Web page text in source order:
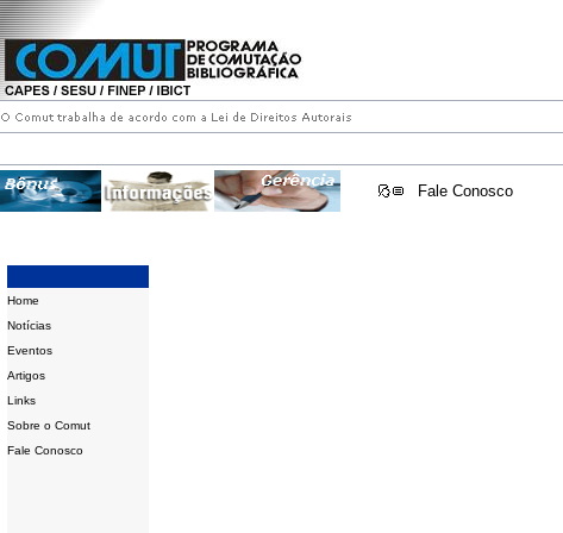
Fale Conosco
Home
Notícias
Eventos
Artigos
Links
Sobre o Comut
Fale Conosco